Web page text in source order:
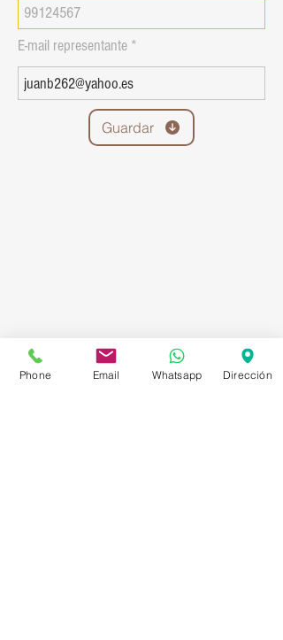
E-mail representante
Guardar
Phone Email Whatsapp Dirección